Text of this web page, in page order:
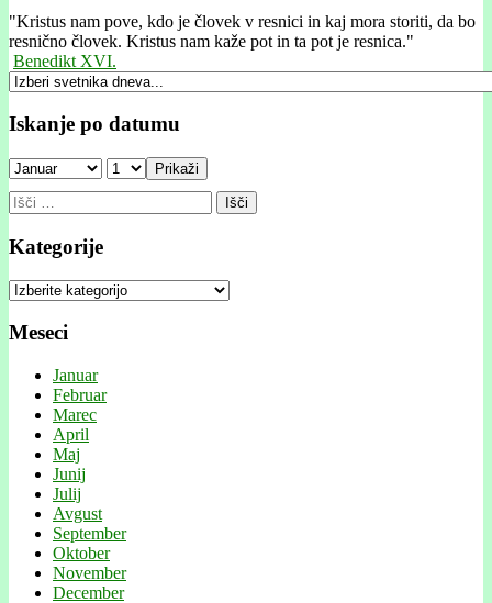
"Kristus nam pove, kdo je človek v resnici in kaj mora storiti, da bo
resnično človek. Kristus nam kaže pot in ta pot je resnica."
Benedikt XVI.
Iskanje po datumu
Prikaži
Išči:
Kategorije
Kategorije
Meseci
Januar
Februar
Marec
April
Maj
Junij
Julij
Avgust
September
Oktober
November
December